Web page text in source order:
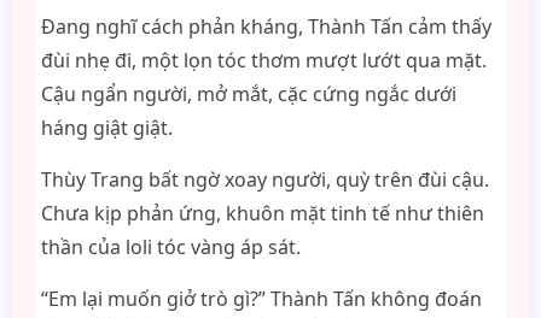
Đang nghĩ cách phản kháng, Thành Tấn cảm thấy
đùi nhẹ đi, một lọn tóc thơm mượt lướt qua mặt.
Cậu ngẩn người, mở mắt, cặc cứng ngắc dưới
háng giật giật.
Thùy Trang bất ngờ xoay người, quỳ trên đùi cậu.
Chưa kịp phản ứng, khuôn mặt tinh tế như thiên
thần của loli tóc vàng áp sát.
“Em lại muốn giở trò gì?” Thành Tấn không đoán